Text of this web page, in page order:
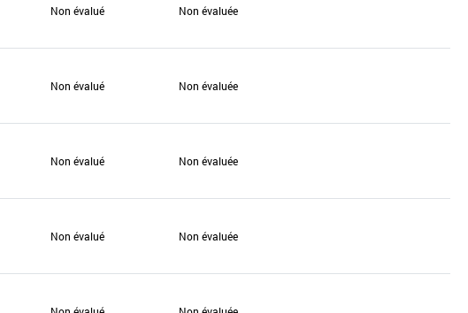
Non évalué Non évaluée
Non évalué Non évaluée
Non évalué Non évaluée
Non évalué Non évaluée